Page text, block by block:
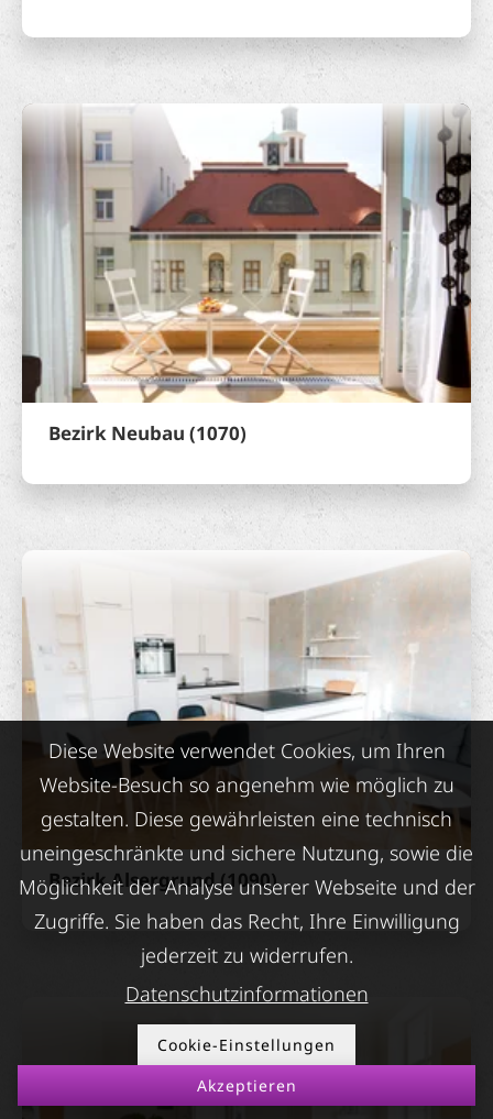
Bezirk Neubau (1070)
Bezirk Alsergrund (1090)
Diese Website verwendet Cookies, um Ihren
Website-Besuch so angenehm wie möglich zu
gestalten. Diese gewährleisten eine technisch
uneingeschränkte und sichere Nutzung, sowie die
Möglichkeit der Analyse unserer Webseite und der
Zugriffe. Sie haben das Recht, Ihre Einwilligung
jederzeit zu widerrufen.
Datenschutzinformationen
Cookie-Einstellungen
Akzeptieren